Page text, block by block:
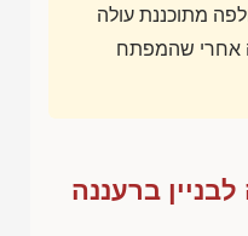
מתוכננת עולה
אחרי שהמפתח
ברעננה